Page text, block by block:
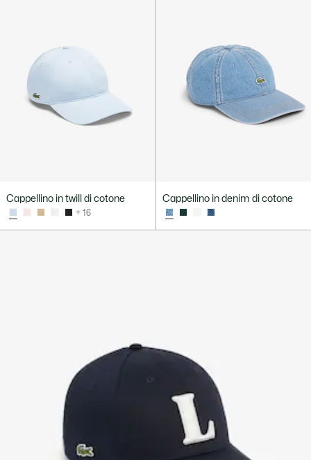
Cappellino in twill di cotone
+ 16
Cappellino in denim di cotone